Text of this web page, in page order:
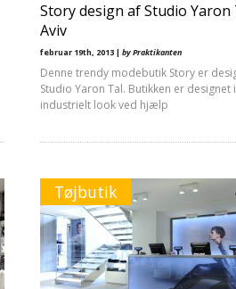
Story design af Studio Yaron
Aviv
februar 19th, 2013 | by Praktikanten
Denne trendy modebutik Story er
Studio Yaron Tal. Butikken er designet
industrielt look ved hjælp
Tøjbutik